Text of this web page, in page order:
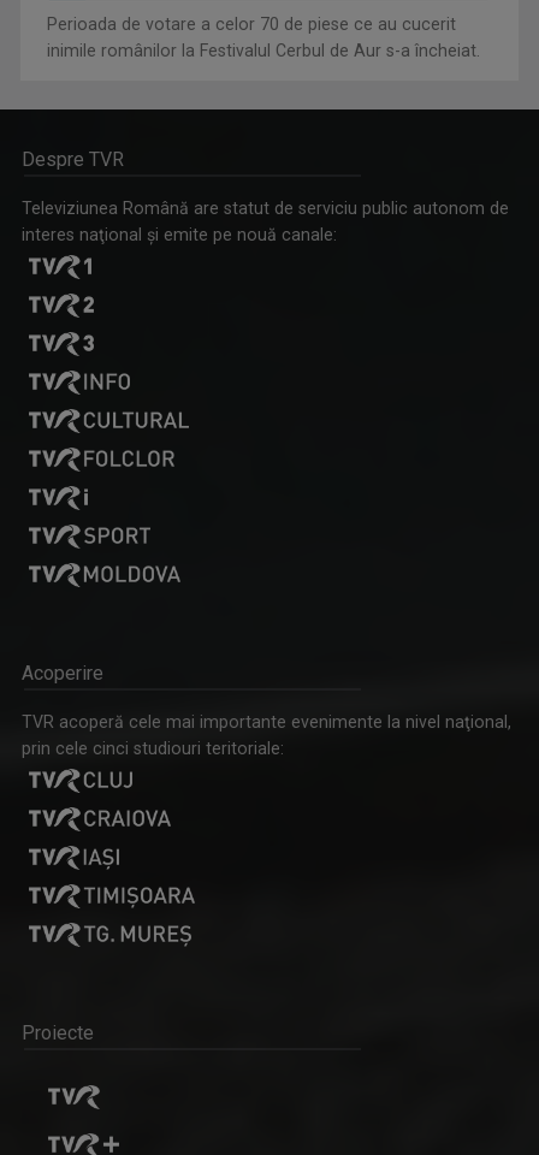
Perioada de votare a celor 70 de piese ce au cucerit
inimile românilor la Festivalul Cerbul de Aur s-a încheiat.
Despre TVR
Televiziunea Română are statut de serviciu public autonom de
interes naţional şi emite pe nouă canale:
Acoperire
TVR acoperă cele mai importante evenimente la nivel naţional,
prin cele cinci studiouri teritoriale:
Proiecte